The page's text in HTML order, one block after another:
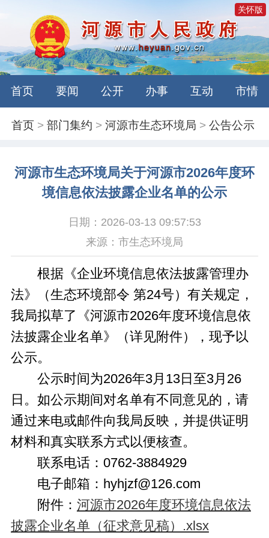
关怀版
首页 要闻 公开 办事 互动 市情
首页 >部门集约 >河源市生态环境局 >公告公示
河源市生态环境局关于河源市2026年度环
境信息依法披露企业名单的公示
日期：2026-03-13 09:57:53
来源：市生态环境局
根据《企业环境信息依法披露管理办
法》（生态环境部令 第24号）有关规定，
我局拟草了《河源市2026年度环境信息依
法披露企业名单》（详见附件），现予以
公示。
公示时间为2026年3月13日至3月26
日。如公示期间对名单有不同意见的，请
通过来电或邮件向我局反映，并提供证明
材料和真实联系方式以便核查。
联系电话：0762-3884929
电子邮箱：hyhjzf@126.com
附件： 河源市2026年度环境信息依法
披露企业名单（征求意见稿）.xlsx